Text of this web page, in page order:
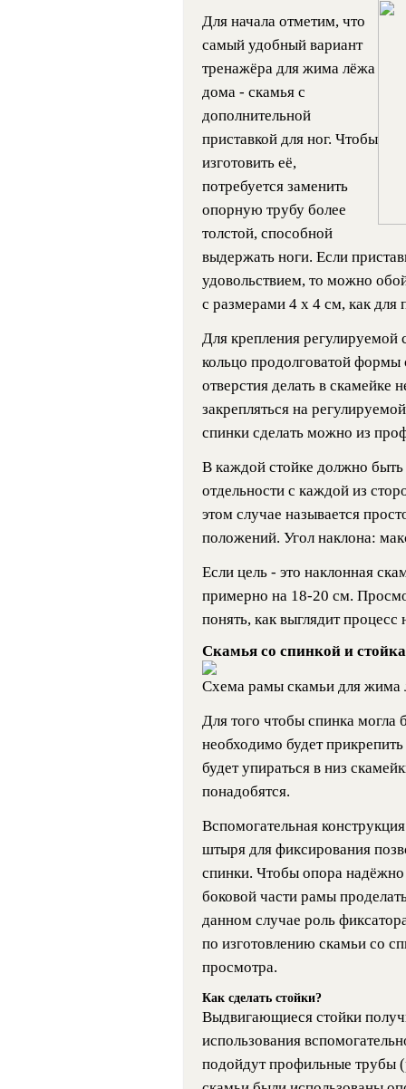
Для начала отметим, что
самый удобный вариант
тренажёра для жима лёжа
дома - скамья с
дополнительной
приставкой для ног. Чтобы
изготовить её,
потребуется заменить
опорную трубу более
толстой, способной
выдержать ноги. Если
удовольствием, то можно
с размерами 4 х 4 см, как для
Для крепления регулируемой
кольцо продолговатой формы
отверстия делать в скамейке
закрепляться на
спинки сделать можно из
В каждой стойке должно
отдельности с каждой из
этом случае называется
положений. Угол наклона:
Если цель - это наклонная
примерно на 18-20 см.
понять, как выглядит процесс
Скамья со спинкой и
Схема рамы скамьи для жима
Для того чтобы спинка могла
необходимо будет
будет упираться в низ
понадобятся.
Вспомогательная
штыря для фиксирования
спинки. Чтобы опора
боковой части рамы
данном случае роль
по изготовлению скамьи со
просмотра.
Как сделать стойки?
Выдвигающиеся стойки
использования
подойдут профильные трубы